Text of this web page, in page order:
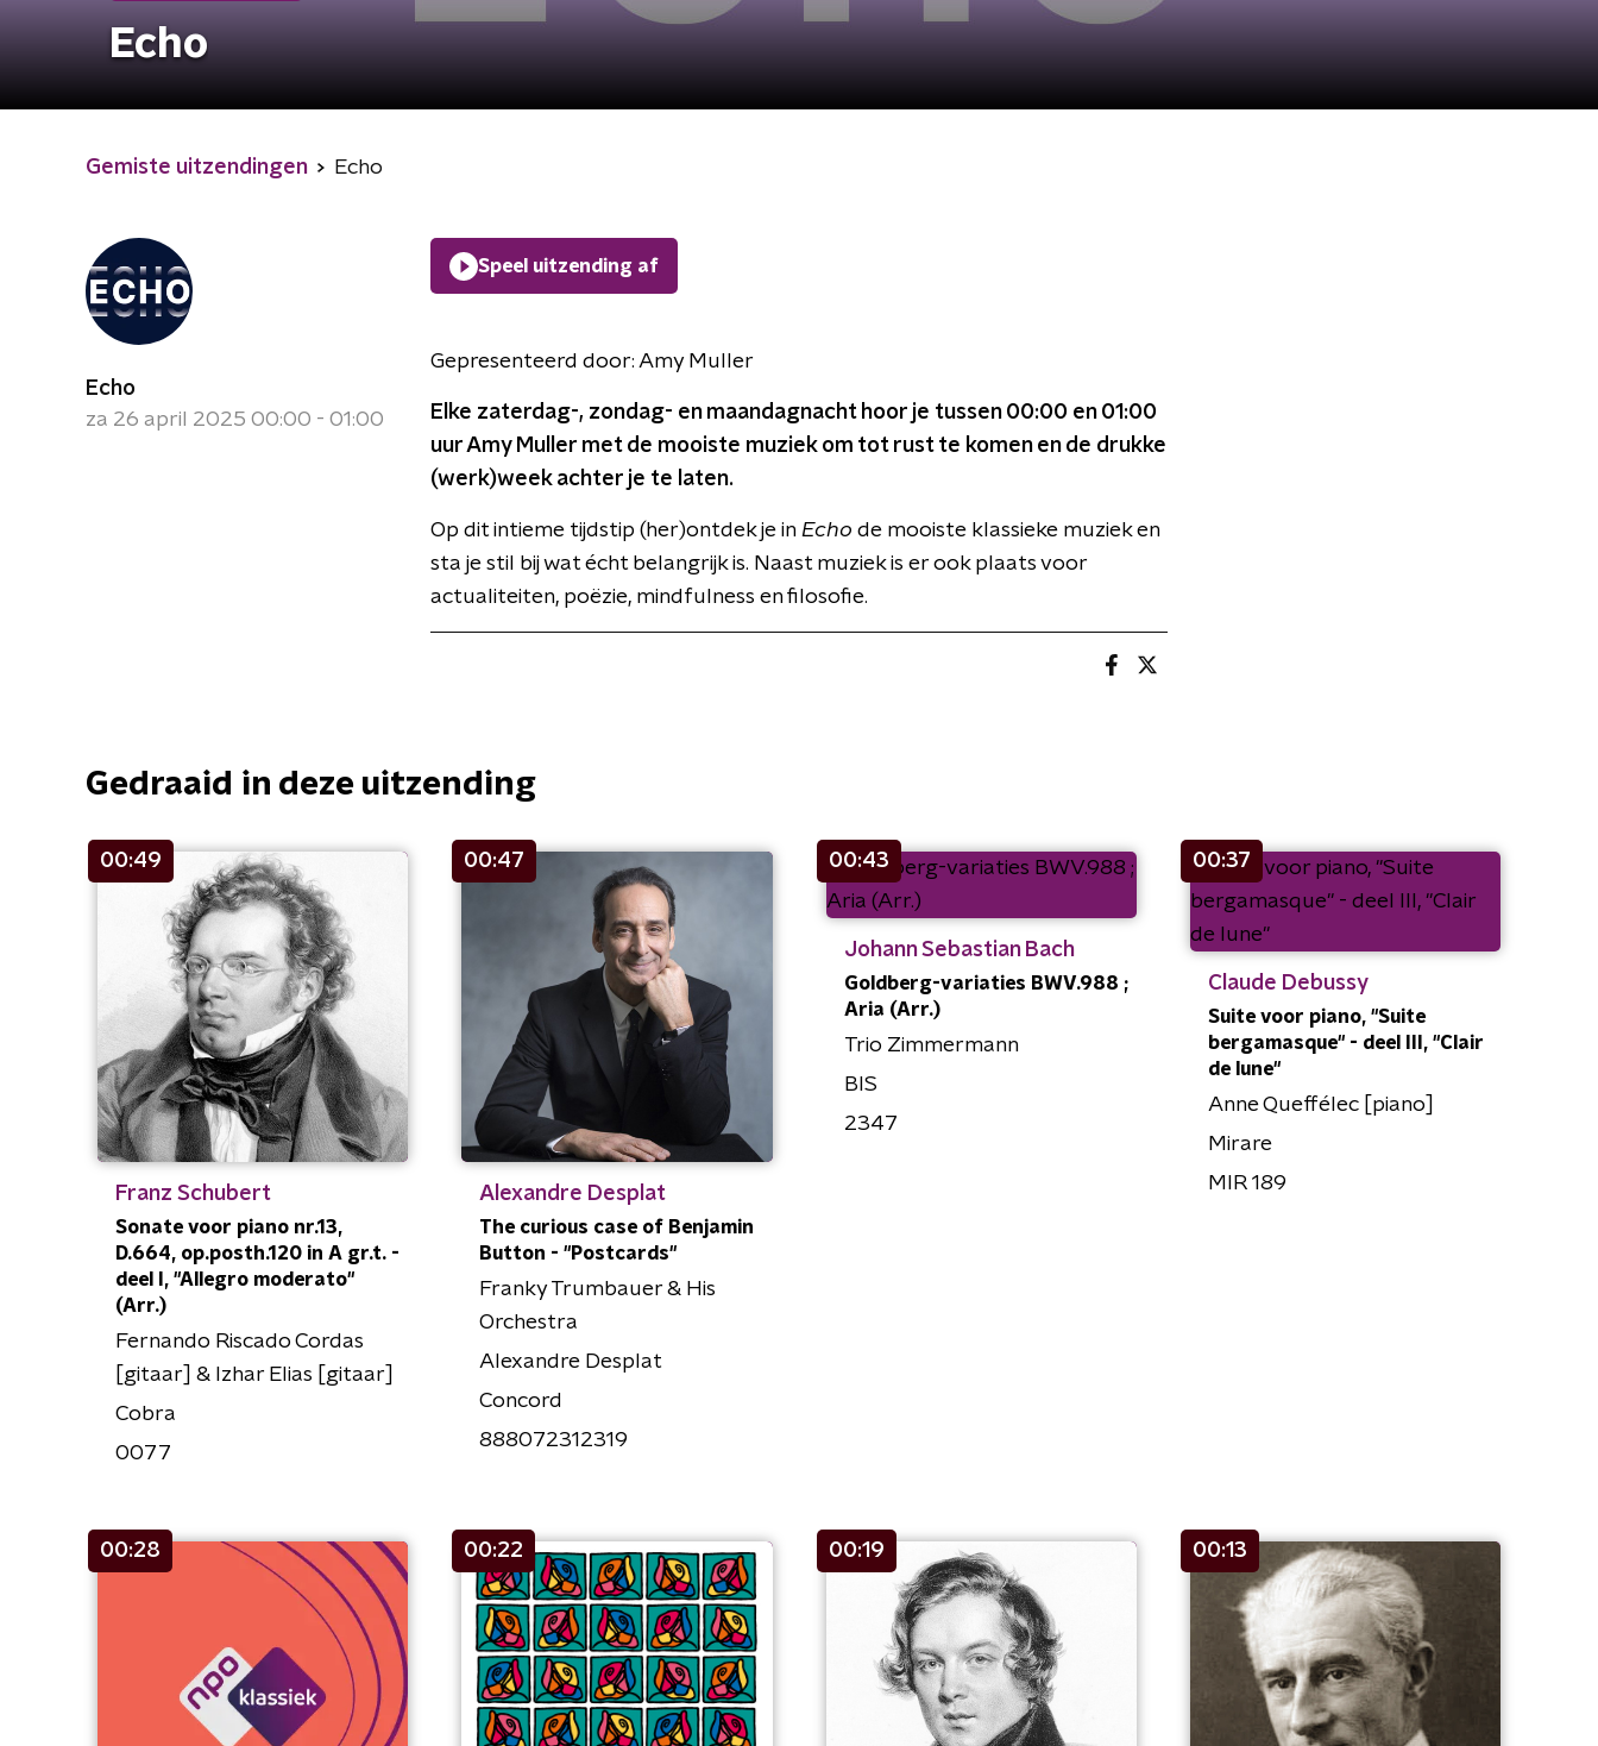
Echo
Gemiste uitzendingen Echo
Echo
za 26 april 2025 00:00 - 01:00
Speel uitzending af
Gepresenteerd door: Amy Muller
Elke zaterdag-, zondag- en maandagnacht hoor je tussen 00:00 en 01:00
uur Amy Muller met de mooiste muziek om tot rust te komen en de drukke
(werk)week achter je te laten.
Op dit intieme tijdstip (her)ontdek je in Echo de mooiste klassieke muziek en
sta je stil bij wat écht belangrijk is. Naast muziek is er ook plaats voor
actualiteiten, poëzie, mindfulness en filosofie.
Gedraaid in deze uitzending
00:49
Franz Schubert
Sonate voor piano nr.13,
D.664, op.posth.120 in A gr.t. -
deel I, "Allegro moderato"
(Arr.)
Fernando Riscado Cordas
[gitaar] & Izhar Elias [gitaar]
Cobra
0077
00:47
Alexandre Desplat
The curious case of Benjamin
Button - "Postcards"
Franky Trumbauer & His
Orchestra
Alexandre Desplat
Concord
888072312319
00:43
Johann Sebastian Bach
Goldberg-variaties BWV.988 ;
Aria (Arr.)
Trio Zimmermann
BIS
2347
00:37
Claude Debussy
Suite voor piano, "Suite
bergamasque" - deel III, "Clair
de lune"
Anne Queffélec [piano]
Mirare
MIR 189
00:28 00:22 00:19 00:13